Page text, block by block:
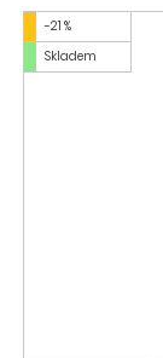
-21 %
Skladem